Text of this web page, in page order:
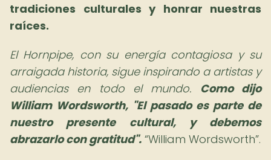
tradiciones culturales y honrar nuestras
raíces.
El Hornpipe, con su energía contagiosa y su
arraigada historia, sigue inspirando a artistas y
audiencias en todo el mundo. Como dijo
William Wordsworth, "El pasado es parte de
nuestro presente cultural, y debemos
abrazarlo con gratitud". William Wordsworth .